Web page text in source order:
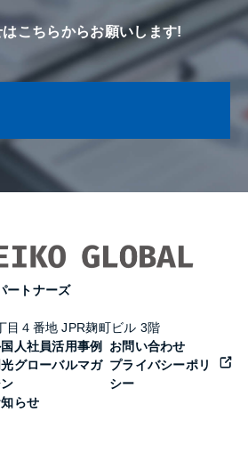
こちらからお願いします!
ートナーズ
目４番地 JPR麹町ビル 3階
人社員活用事例
グローバルマガ
らせ
お問い合わせ
プライバシーポリ
シー